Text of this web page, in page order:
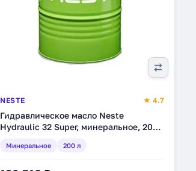
NESTE ★ 4.7
Гидравлическое масло Neste
Hydraulic 32 Super, минеральное, 200
Минеральное 200 л